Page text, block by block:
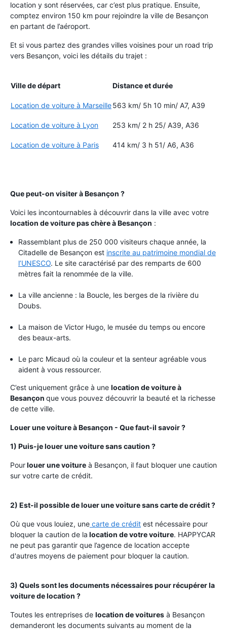
location y sont réservées, car c’est plus pratique. Ensuite,
comptez environ 150 km pour rejoindre la ville de Besançon
en partant de l’aéroport.
Et si vous partez des grandes villes voisines pour un road trip
vers Besançon, voici les détails du trajet :
Ville de départ Distance et durée
Location de voiture à Marseille563 km/ 5h 10 min/ A7, A39
Location de voiture à Lyon 253 km/ 2 h 25/ A39, A36
Location de voiture à Paris 414 km/ 3 h 51/ A6, A36
Que peut-on visiter à Besançon ?
Voici les incontournables à découvrir dans la ville avec votre
location de voiture pas chère à Besançon :
Rassemblant plus de 250 000 visiteurs chaque année, la
Citadelle de Besançon est inscrite au patrimoine mondial de
l’UNESCO. Le site caractérisé par des remparts de 600
mètres fait la renommée de la ville.
La ville ancienne : la Boucle, les berges de la rivière du
Doubs.
La maison de Victor Hugo, le musée du temps ou encore
des beaux-arts.
Le parc Micaud où la couleur et la senteur agréable vous
aident à vous ressourcer.
C’est uniquement grâce à une location de voiture à
Besançon que vous pouvez découvrir la beauté et la richesse
de cette ville.
Louer une voiture à Besançon - Que faut-il savoir ?
1) Puis-je louer une voiture sans caution ?
Pourlouer une voiture à Besançon, il faut bloquer une caution
sur votre carte de crédit.
2) Est-il possible de louer une voiture sans carte de crédit ?
Où que vous louiez, une carte de crédit est nécessaire pour
bloquer la caution de la location de votre voiture. HAPPYCAR
ne peut pas garantir que l’agence de location accepte
d'autres moyens de paiement pour bloquer la caution.
3) Quels sont les documents nécessaires pour récupérer la
voiture de location ?
Toutes les entreprises de location de voitures à Besançon
demanderont les documents suivants au moment de la